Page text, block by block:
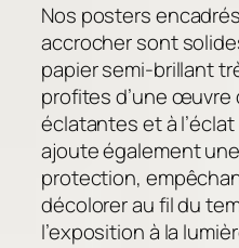
a
l
e
n
c
e
–
K
i
Nos posters
accrocher sont
papier semi-brillant
profites d’une œuvre
éclatantes et à
ajoute également
protection,
décolorer au fil du
l’exposition à la